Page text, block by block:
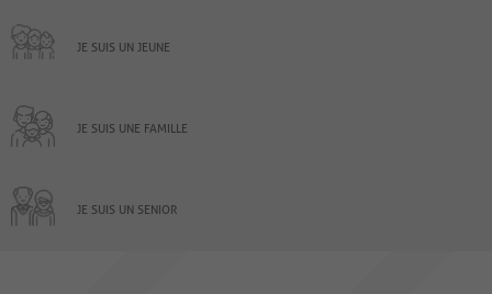
JE SUIS UN JEUNE
JE SUIS UNE FAMILLE
JE SUIS UN SENIOR